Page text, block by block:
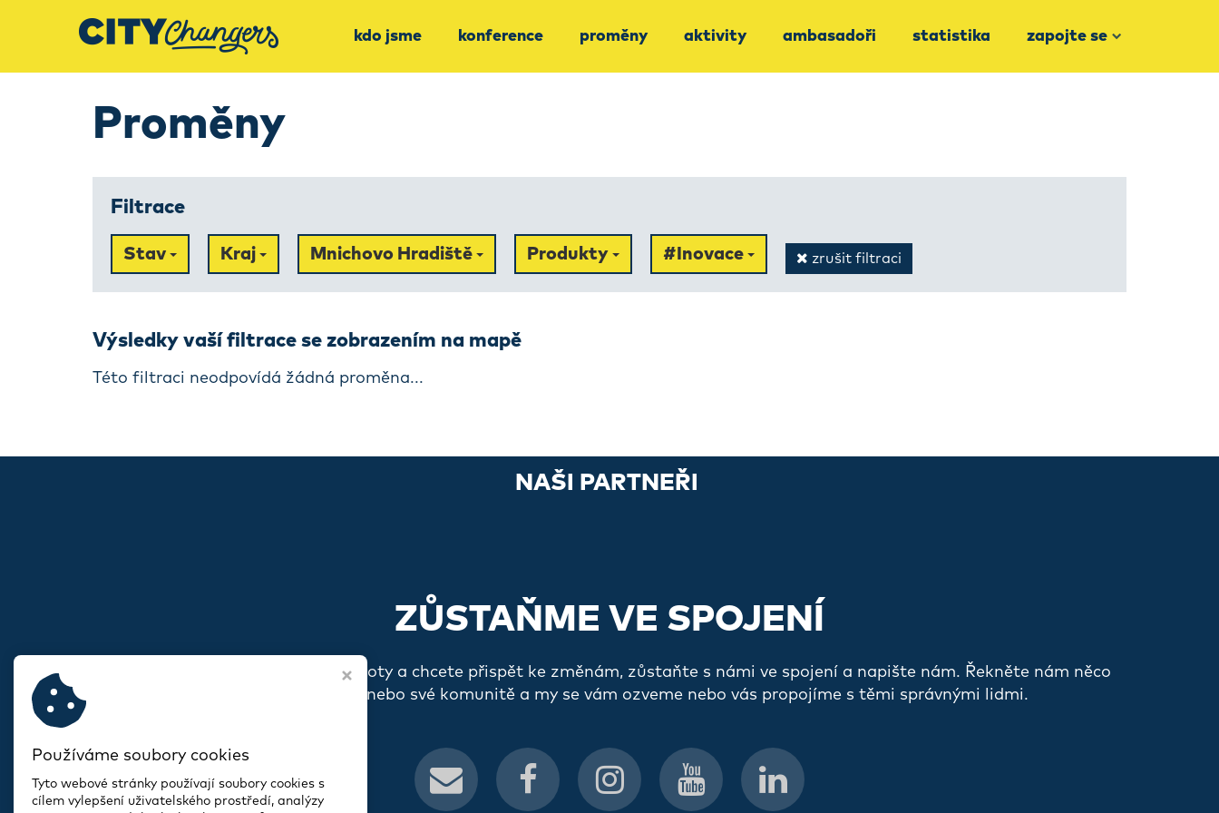
kdo jsme konference proměny aktivity ambasadoři statistika zapojte se
Proměny
Filtrace
Stav Kraj Mnichovo Hradiště Produkty #Inovace zrušit filtraci
Výsledky vaší filtrace se zobrazením na mapě
Této filtraci neodpovídá žádná proměna...
NAŠI PARTNEŘI
ZŮSTAŇME VE SPOJENÍ
Pokud s vámi rezonují naše hodnoty a chcete přispět ke změnám, zůstaňte s námi ve spojení a napište nám. Řekněte nám něco
o sobě, o svém spolku nebo své komunitě a my se vám ozveme nebo vás propojíme s těmi správnými lidmi.
Používáme soubory cookies
Tyto webové stránky používají soubory cookies s
cílem vylepšení uživatelského prostředí, analýzy